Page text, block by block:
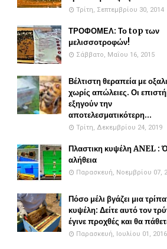
Τρίτη, Σεπτεμβρίου 30, 2014
ΤΡΟΦΟΜΕΛ: Το top των
μελισσοτροφών!
Σάββατο, Μαΐου 16, 2015
Βέλτιστη θεραπεία με
χωρίς απώλειες. Οι
εξηγούν την
αποτελεσματικότερη...
Τρίτη, Δεκεμβρίου 24, 2019
Πλαστικη κυψέλη ANEL :
αλήθεια
Παρασκευή, Νοεμβρίου 07,
Πόσο μέλι βγάζει μια
κυψέλη: Δείτε αυτό τον
έγινε προχθές και θα
Παρασκευή, Ιουλίου 01, 2016